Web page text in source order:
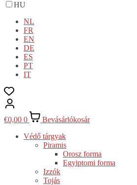
HU
NL
FR
EN
DE
ES
PT
IT
€0,00 0
Bevásárlókosár
Védő tárgyak
Piramis
Orosz forma
Egyiptomi forma
Izzók
Tojás